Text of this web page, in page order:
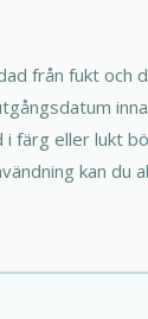
från fukt och
färg eller lukt
kan du